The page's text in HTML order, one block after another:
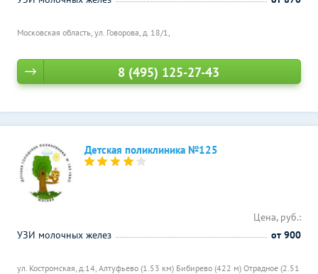
Московская область, ул. Говорова, д. 18/1,
8 (495) 125-27-43
Детская поликлиника №125
ул. Костромская, д.14, Алтуфьево (1.53 км) Бибирево (422 м) Отрадное (2.51
Цена, руб.:
УЗИ молочных желез
от 900